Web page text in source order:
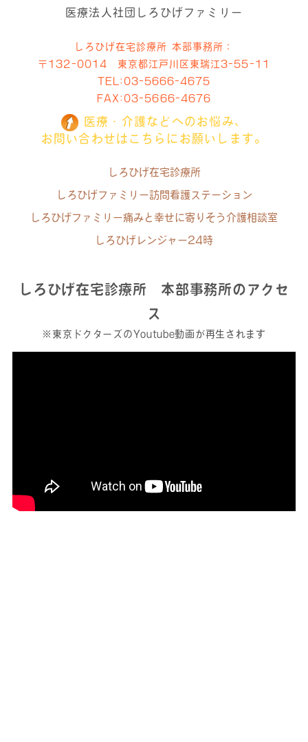
医療法人社団しろひげファミリー
しろひげ在宅診療所 本部事務所：
〒132-0014 東京都江戸川区東瑞江3-55-11
TEL: 03-5666-4675
FAX:03-5666-4676
医療・介護などへのお悩み、
お問い合わせはこちらにお願いします。
しろひげ在宅診療所
しろひげファミリー訪問看護ステーション
しろひげファミリー痛みと幸せに寄りそう介護相談室
しろひげレンジャー24時
しろひげ在宅診療所 本部事務所のアクセ
ス
※東京ドクターズのYoutube動画が再生されます